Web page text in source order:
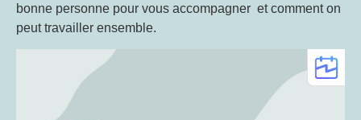
bonne personne pour vous accompagner et comment on
peut travailler ensemble.